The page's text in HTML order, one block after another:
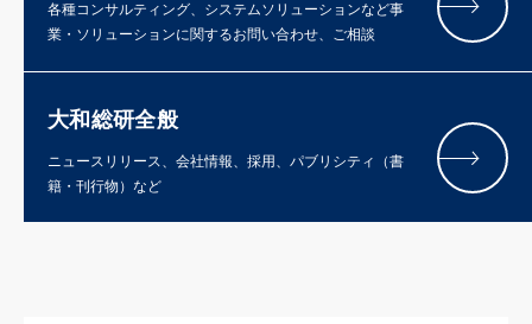
各種コンサルティング、システムソリューションなど事
業・ソリューションに関するお問い合わせ、ご相談
大和総研全般
ニュースリリース、会社情報、採用、パブリシティ（書
籍・刊行物）など